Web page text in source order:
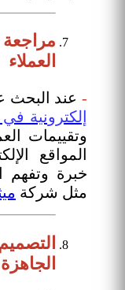
العملاء
- عند البحث
إلكترونية
وتقييمات
المواقع
خبرة
مثل شركة
الجاهزة